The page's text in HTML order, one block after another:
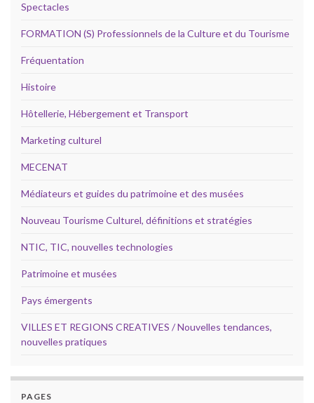
Spectacles
FORMATION (S) Professionnels de la Culture et du Tourisme
Fréquentation
Histoire
Hôtellerie, Hébergement et Transport
Marketing culturel
MECENAT
Médiateurs et guides du patrimoine et des musées
Nouveau Tourisme Culturel, définitions et stratégies
NTIC, TIC, nouvelles technologies
Patrimoine et musées
Pays émergents
VILLES ET REGIONS CREATIVES / Nouvelles tendances,
nouvelles pratiques
PAGES